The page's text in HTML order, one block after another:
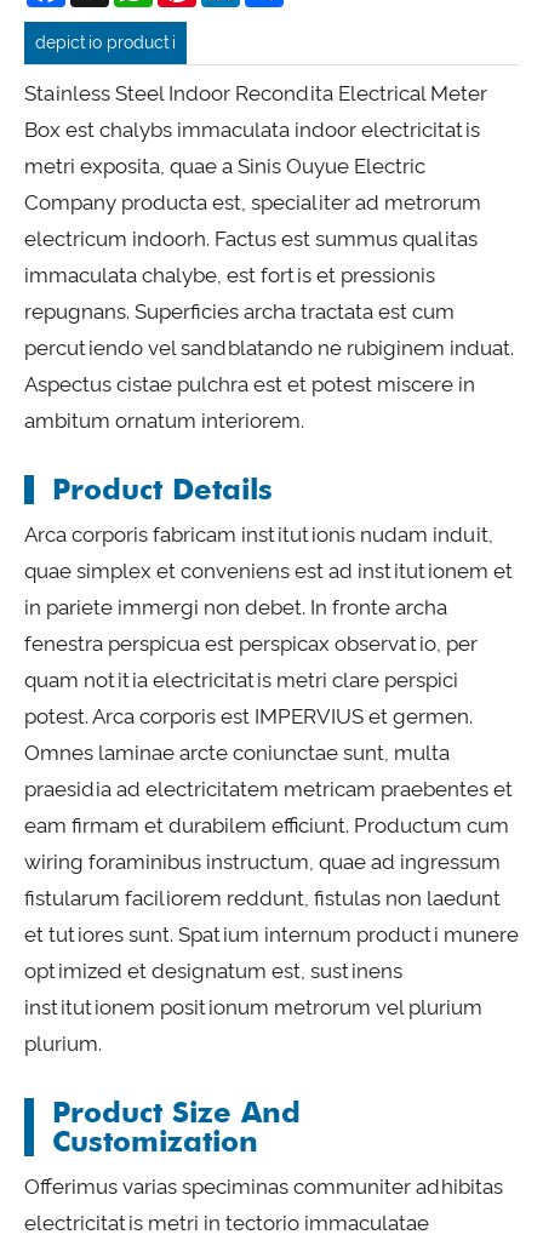
depictio producti
Stainless Steel Indoor Recondita Electrical Meter
Box est chalybs immaculata indoor electricitatis
metri exposita, quae a Sinis Ouyue Electric
Company producta est, specialiter ad metrorum
electricum indoorh. Factus est summus qualitas
immaculata chalybe, est fortis et pressionis
repugnans. Superficies archa tractata est cum
percutiendo vel sandblatando ne rubiginem induat.
Aspectus cistae pulchra est et potest miscere in
ambitum ornatum interiorem.
Product Details
Arca corporis fabricam institutionis nudam induit,
quae simplex et conveniens est ad institutionem et
in pariete immergi non debet. In fronte archa
fenestra perspicua est perspicax observatio, per
quam notitia electricitatis metri clare perspici
potest. Arca corporis est IMPERVIUS et germen.
Omnes laminae arcte coniunctae sunt, multa
praesidia ad electricitatem metricam praebentes et
eam firmam et durabilem efficiunt. Productum cum
wiring foraminibus instructum, quae ad ingressum
fistularum faciliorem reddunt, fistulas non laedunt
et tutiores sunt. Spatium internum producti munere
optimized et designatum est, sustinens
institutionem positionum metrorum vel plurium
plurium.
Product Size And
Customization
Offerimus varias speciminas communiter adhibitas
electricitatis metri in tectorio immaculatae